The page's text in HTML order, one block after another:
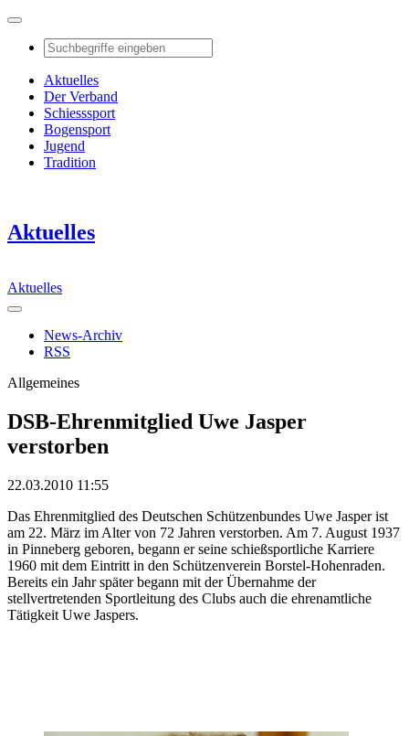
Aktuelles
Der Verband
Schiesssport
Bogensport
Jugend
Tradition
Aktuelles
Aktuelles
News-Archiv
RSS
Allgemeines
DSB-Ehrenmitglied Uwe Jasper
verstorben
22.03.2010 11:55
Das Ehrenmitglied des Deutschen Schützenbundes Uwe Jasper ist
am 22. März im Alter von 72 Jahren verstorben. Am 7. August 1937
in Pinneberg geboren, begann er seine schießsportliche Karriere
1960 mit dem Eintritt in den Schützenverein Borstel-Hohenraden.
Bereits ein Jahr später begann mit der Übernahme der
stellvertretenden Sportleitung des Clubs auch die ehrenamtliche
Tätigkeit Uwe Jaspers.